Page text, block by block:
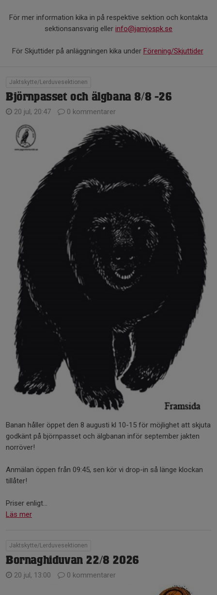
För mer information kika in på respektive sektion och kontakta
sektionsansvarig eller info@jamjospk.se
För Skjuttider på anläggningen kika under Förening/Skjuttider
Jaktskytte/Lerduvesektionen
Björnpasset och älgbana 8/8 -26
20 jul, 20:47 0 kommentarer
Banan håller öppet den 8 augusti kl 10-15 för möjlighet att skjuta
godkänt på björnpasset och älgbanan inför september jakten
norröver!
Anmälan öppen från 09:45, sen kör vi drop-in så länge klockan
tillåter!
Priser enligt...
Läs mer
Jaktskytte/Lerduvesektionen
Bornaghiduvan 22/8 2026
20 jul, 13:00 0 kommentarer